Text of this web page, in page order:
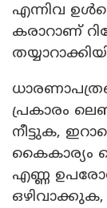
എന്നിവ
കരാറാണ്
പ്രകാരം
നീട്ടുക,
കൈകാര്യം
എണ്ണ